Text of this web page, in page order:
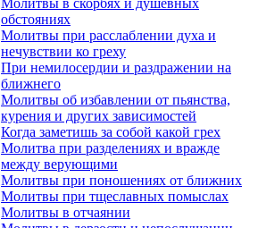
Молитвы в скорбях и душевных
обстояниях
Молитвы при расслаблении духа и
нечувствии ко греху
При немилосердии и раздражении на
ближнего
Молитвы об избавлении от пьянства,
курения и других зависимостей
Когда заметишь за собой какой грех
Молитва при разделениях и вражде
между верующими
Молитвы при поношениях от ближних
Молитвы при тщеславных помыслах
Молитвы в отчаянии